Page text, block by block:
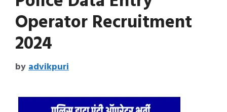
Operator Recruitment
2024
byadvikpuri